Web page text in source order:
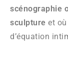
scénographie
sculpture et
d’équation